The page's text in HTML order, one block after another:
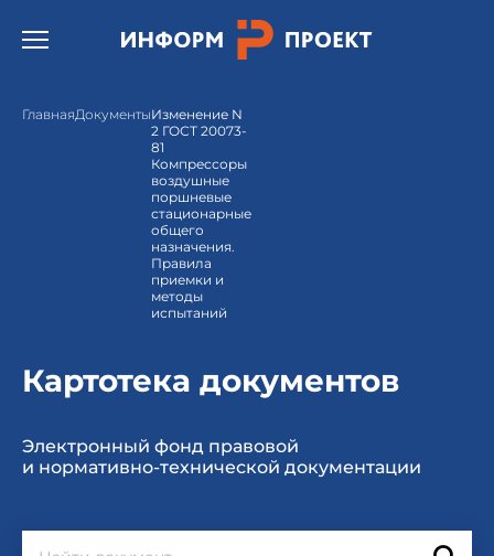
Открыть бургер меню.
ГлавнаяДокументыИзменение N
2 ГОСТ 20073-
81
Компрессоры
воздушные
поршневые
стационарные
общего
назначения.
Правила
приемки и
методы
испытаний
Картотека документов
Электронный фонд правовой
и нормативно-технической документации